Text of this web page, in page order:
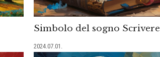
Simbolo del sogno Scrivere
2024.07.01.